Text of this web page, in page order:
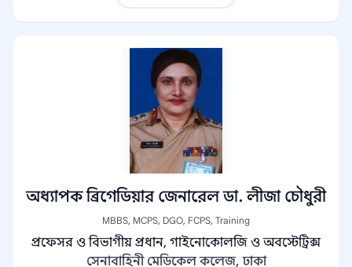
অধ্যাপক ব্রিগেডিয়ার জেনারেল ডা. লীজা চৌধুরী
MBBS, MCPS, DGO, FCPS, Training
প্রফেসর ও বিভাগীয় প্রধান, গাইনোকোলজি ও অবস্টেট্রিক্স
সেনাবাহিনী মেডিকেল কলেজ, ঢাকা